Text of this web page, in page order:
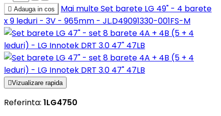
 Adauga in cos Mai multeSet barete LG 49" - 4 barete
x 9 leduri - 3V - 965mm - JL.D49091330-001FS-M
Vizualizare rapida
Referinta: 1LG4750